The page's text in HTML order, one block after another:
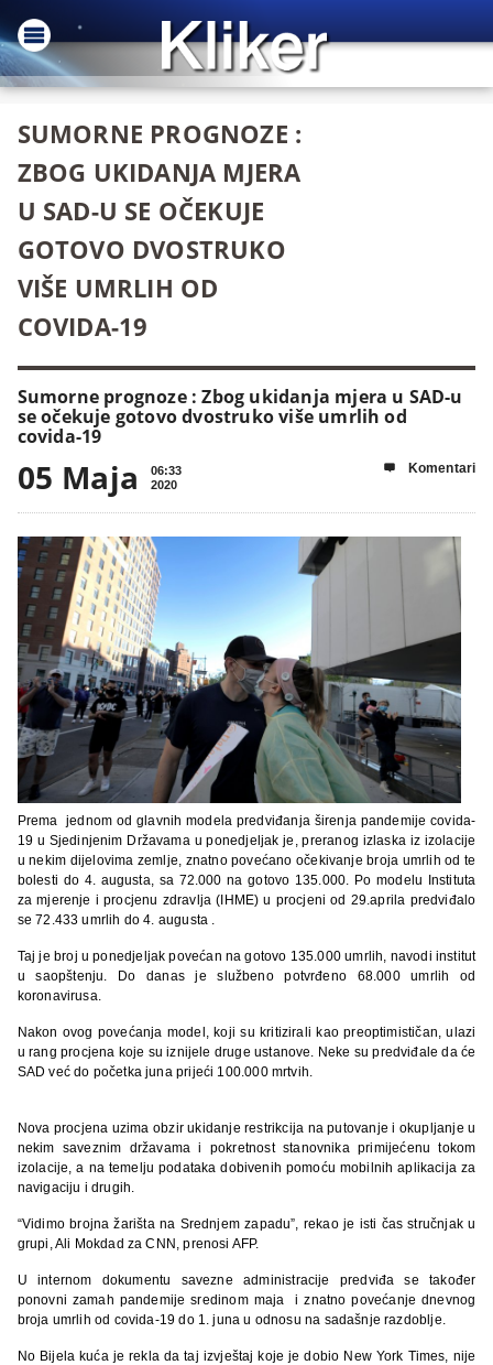
SUMORNE PROGNOZE :
ZBOG UKIDANJA MJERA
U SAD-U SE OČEKUJE
GOTOVO DVOSTRUKO
VIŠE UMRLIH OD
COVIDA-19
Sumorne prognoze : Zbog ukidanja mjera u SAD-u
se očekuje gotovo dvostruko više umrlih od
covida-19
05 Maja
06:33
2020
 Komentari
Prema jednom od glavnih modela predviđanja širenja pandemije covida-
19 u Sjedinjenim Državama u ponedjeljak je, preranog izlaska iz izolacije
u nekim dijelovima zemlje, znatno povećano očekivanje broja umrlih od te
bolesti do 4. augusta, sa 72.000 na gotovo 135.000. Po modelu Instituta
za mjerenje i procjenu zdravlja (IHME) u procjeni od 29.aprila predviđalo
se 72.433 umrlih do 4. augusta .
Taj je broj u ponedjeljak povećan na gotovo 135.000 umrlih, navodi institut
u saopštenju. Do danas je službeno potvrđeno 68.000 umrlih od
koronavirusa.
Nakon ovog povećanja model, koji su kritizirali kao preoptimističan, ulazi
u rang procjena koje su iznijele druge ustanove. Neke su predviđale da će
SAD već do početka juna prijeći 100.000 mrtvih.
Nova procjena uzima obzir ukidanje restrikcija na putovanje i okupljanje u
nekim saveznim državama i pokretnost stanovnika primijećenu tokom
izolacije, a na temelju podataka dobivenih pomoću mobilnih aplikacija za
navigaciju i drugih.
“Vidimo brojna žarišta na Srednjem zapadu”, rekao je isti čas stručnjak u
grupi, Ali Mokdad za CNN, prenosi AFP.
U internom dokumentu savezne administracije predviđa se također
ponovni zamah pandemije sredinom maja i znatno povećanje dnevnog
broja umrlih od covida-19 do 1. juna u odnosu na sadašnje razdoblje.
No Bijela kuća je rekla da taj izvještaj koje je dobio New York Times, nije